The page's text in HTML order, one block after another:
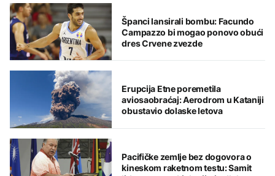
Španci lansirali bombu: Facundo
Campazzo bi mogao ponovo obući
dres Crvene zvezde
Erupcija Etne poremetila
aviosaobraćaj: Aerodrom u Kataniji
obustavio dolaske letova
Pacifičke zemlje bez dogovora o
kineskom raketnom testu: Samit